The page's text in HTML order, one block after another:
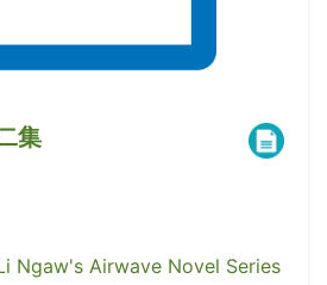
集
Ngaw's Airwave Novel Series